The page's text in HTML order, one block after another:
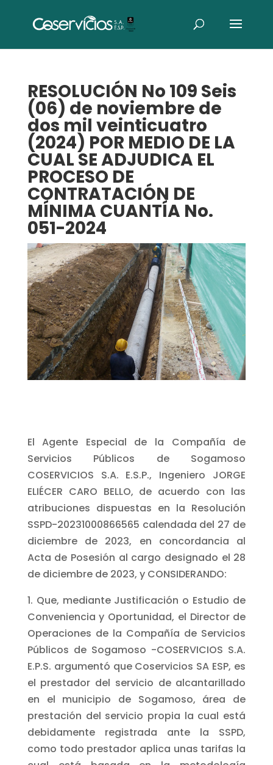
RESOLUCIÓN No 109 Seis
(06) de noviembre de
dos mil veinticuatro
(2024) POR MEDIO DE LA
CUAL SE ADJUDICA EL
PROCESO DE
CONTRATACIÓN DE
MÍNIMA CUANTÍA No.
051-2024
El Agente Especial de la Compañía de
Servicios Públicos de Sogamoso
COSERVICIOS S.A. E.S.P., Ingeniero JORGE
ELIÉCER CARO BELLO, de acuerdo con las
atribuciones dispuestas en la Resolución
SSPD-20231000866565 calendada del 27 de
diciembre de 2023, en concordancia al
Acta de Posesión al cargo designado el 28
de diciembre de 2023, y CONSIDERANDO:
1. Que, mediante Justificación o Estudio de
Conveniencia y Oportunidad, el Director de
Operaciones de la Compañía de Servicios
Públicos de Sogamoso -COSERVICIOS S.A.
E.P.S. argumentó que Coservicios SA ESP, es
el prestador del servicio de alcantarillado
en el municipio de Sogamoso, área de
prestación del servicio propia la cual está
debidamente registrada ante la SSPD,
como todo prestador aplica unas tarifas la